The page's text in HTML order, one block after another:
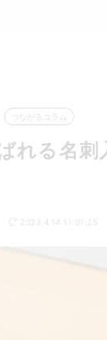
つながるコラム
れる名
2023.4.14 11:01:25